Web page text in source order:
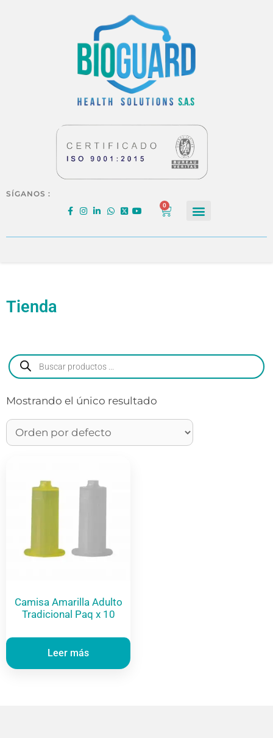
SÍGANOS :
0
Tienda
Mostrando el único resultado
Camisa Amarilla Adulto
Tradicional Paq x 10
Leer más